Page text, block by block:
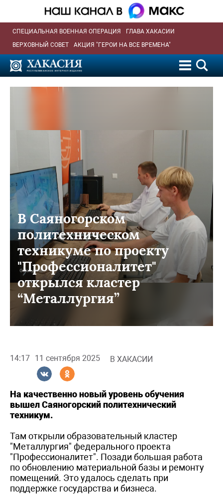
СПЕЦИАЛЬНАЯ ВОЕННАЯ ОПЕРАЦИЯ
ГЛАВА ХАКАСИИ
ВЕРХОВНЫЙ СОВЕТ
АКЦИЯ "ГЕРОИ НА ВСЕ ВРЕМЕНА"
В Саяногорском
политехническом
техникуме по проекту
"Профессионалитет"
открылся кластер
“Металлургия”
14:17 11 сентября 2025 В ХАКАСИИ
На качественно новый уровень обучения
вышел Саяногорский политехнический
техникум.
Там открыли образовательный кластер
"Металлургия" федерального проекта
"Профессионалитет". Позади большая работа
по обновлению материальной базы и ремонту
помещений. Это удалось сделать при
поддержке государства и бизнеса.